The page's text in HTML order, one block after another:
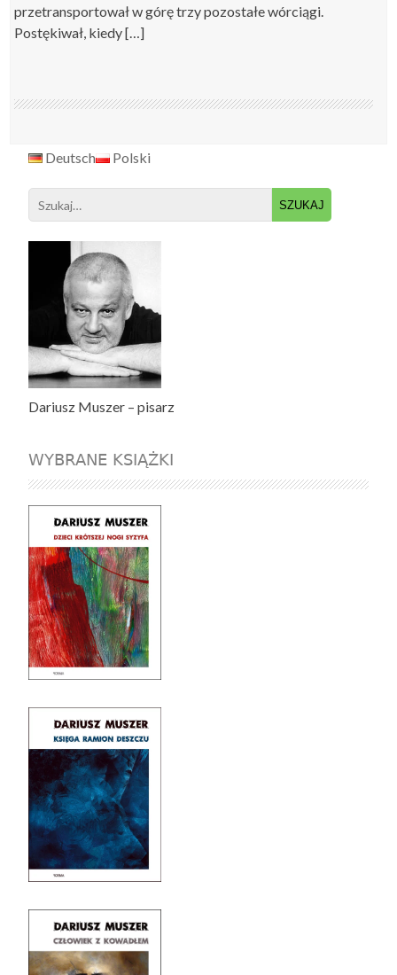
przetransportował w górę trzy pozostałe wórciągi.
Postękiwał, kiedy […]
Deutsch Polski
Search
for:
Dariusz Muszer – pisarz
WYBRANE KSIĄŻKI